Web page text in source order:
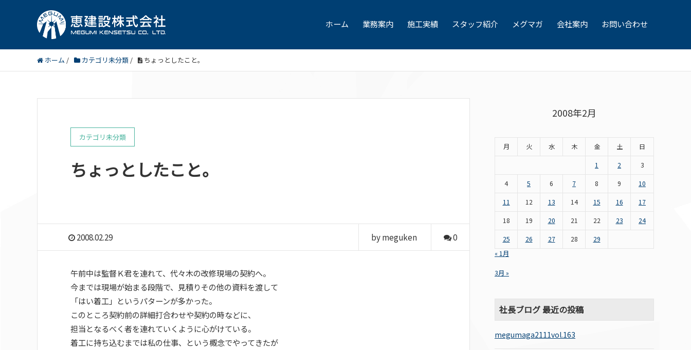
ホーム 業務案内 施工実績 スタッフ紹介 メグマガ 会社案内 お問い合わせ
ホーム / カテゴリ未分類 / ちょっとしたこと。
カテゴリ未分類
ちょっとしたこと。
2008.02.29 by meguken 0
午前中は監督Ｋ君を連れて、代々木の改修現場の契約へ。
今までは現場が始まる段階で、見積りその他の資料を渡して
「はい着工」というパターンが多かった。
このところ契約前の詳細打合わせや契約の時などに、
担当となるべく者を連れていくように心がけている。
着工に持ち込むまでは私の仕事、という概念でやってきたが
2008年2月
月 火 水 木 金 土
日
1
2
3
4
5 6 7 8 9
10
11
12 13 14 15 16
17
18
19 20 21 22 23
24
25
26 27 28
29
« 1月
3月 »
社長ブログ 最近の投稿
megumaga2111vol.163